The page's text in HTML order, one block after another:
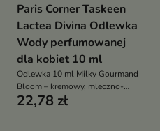
Paris Corner Taskeen
Lactea Divina Odlewka
Wody perfumowanej
dla kobiet 10 ml
Odlewka 10 ml Milky Gourmand
Bloom – kremowy, mleczno-
gourmandowy zapach unisex z
22,78 zł